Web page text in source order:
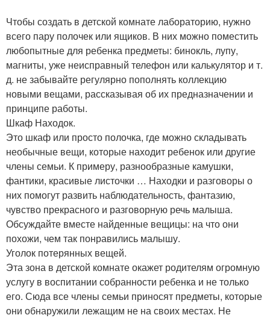
Чтобы создать в детской комнате лабораторию, нужно
всего пару полочек или ящиков. В них можно поместить
любопытные для ребенка предметы: бинокль, лупу,
магниты, уже неисправный телефон или калькулятор и т.
д. не забывайте регулярно пополнять коллекцию
новыми вещами, рассказывая об их предназначении и
принципе работы.
Шкаф Находок.
Это шкаф или просто полочка, где можно складывать
необычные вещи, которые находит ребенок или другие
члены семьи. К примеру, разнообразные камушки,
фантики, красивые листочки … Находки и разговоры о
них помогут развить наблюдательность, фантазию,
чувство прекрасного и разговорную речь малыша.
Обсуждайте вместе найденные вещицы: на что они
похожи, чем так понравились малышу.
Уголок потерянных вещей.
Эта зона в детской комнате окажет родителям огромную
услугу в воспитании собранности ребенка и не только
его. Сюда все члены семьи приносят предметы, которые
они обнаружили лежащим не на своих местах. Не